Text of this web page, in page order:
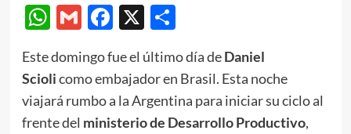
WhatsApp
GmailFacebook
X Compartir
Este domingo fue el último día deDaniel
Sciolicomo embajador en Brasil. Esta noche
viajará rumbo a la Argentina para iniciar su ciclo al
frente del ministerio de Desarrollo Productivo,